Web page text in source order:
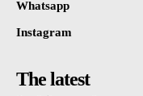
Whatsapp
Instagram
The latest